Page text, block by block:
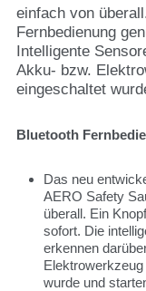
einfach von
Fernbedienung
Intelligente
Akku- bzw.
eingeschaltet
Bluetooth
Das neu
AERO Safety
überall. Ein
sofort. Die
erkennen
wurde und